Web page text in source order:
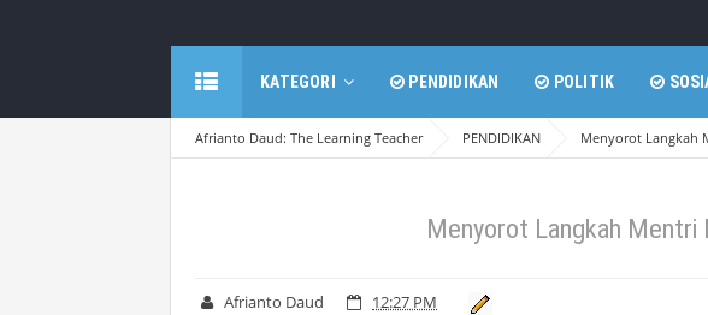
KATEGORI PENDIDIKAN POLITIK
Afrianto Daud: The Learning Teacher PENDIDIKAN Menyorot Langkah
Menyorot Langkah Mentri
Afrianto Daud 12:27 PM